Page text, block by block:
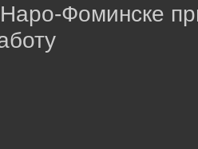
Фоминске